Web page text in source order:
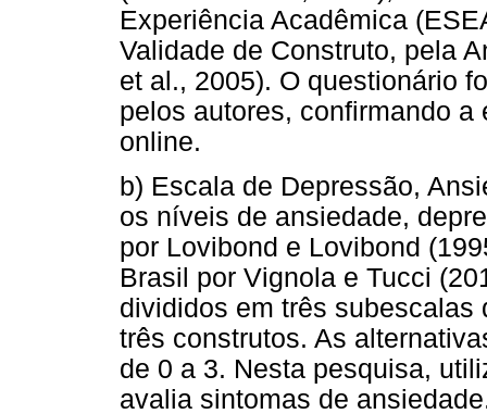
Experiência Acadêmica
Validade de Construto, pela
et al., 2005). O questionário
pelos autores, confirmando
online.
b) Escala de Depressão,
os níveis de ansiedade,
por Lovibond e Lovibond
Brasil por Vignola e Tucci
divididos em três
três construtos. As
de 0 a 3. Nesta pesquisa,
avalia sintomas de